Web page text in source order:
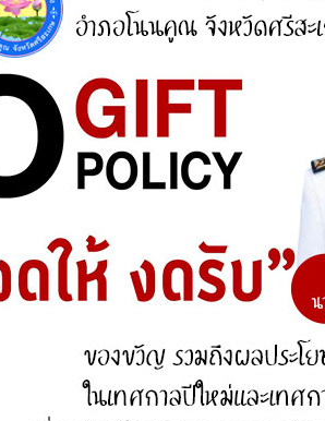
ศูนย์ร้องเรียน
รมการป้องกันและปราบปรามการ
.ป.ช.)
บสนุน วิสัยทัศน์ พันธกิจ ยุทธศาสตร์